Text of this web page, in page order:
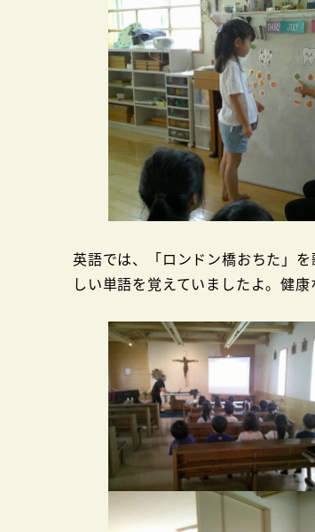
英語では、「ロンドン橋おちた」
しい単語を覚えていましたよ。健